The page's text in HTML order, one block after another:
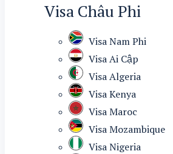
Visa Châu Phi
Visa Nam Phi
Visa Ai Cập
Visa Algeria
Visa Kenya
Visa Maroc
Visa Mozambique
Visa Nigeria